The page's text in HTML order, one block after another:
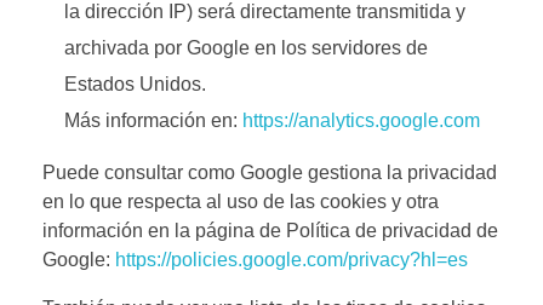
la dirección IP) será directamente transmitida y
archivada por Google en los servidores de
Estados Unidos.
Más información en: https://analytics.google.com
Puede consultar como Google gestiona la privacidad
en lo que respecta al uso de las cookies y otra
información en la página de Política de privacidad de
Google: https://policies.google.com/privacy?hl=es